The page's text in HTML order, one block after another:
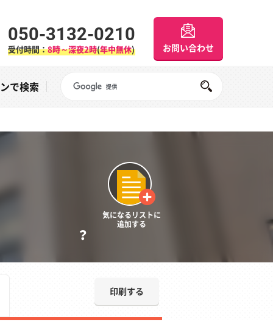
050-3132-0210
受付時間：8時～深夜2時(年中無休) お問い合わせ
で検索
？
気になるリストに
追加する
印刷する